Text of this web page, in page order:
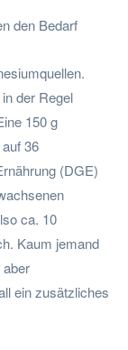
den Bedarf
der Regel
150 g
36
(DGE)
ca. 10
Kaum jemand
ein zusätzliches